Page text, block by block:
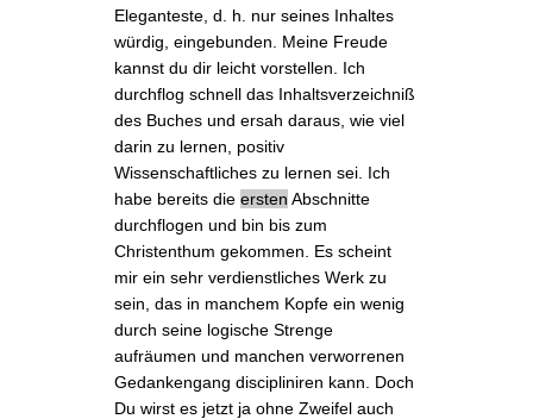
Eleganteste, d. h. nur seines Inhaltes
würdig, eingebunden. Meine Freude
kannst du dir leicht vorstellen. Ich
durchflog schnell das Inhaltsverzeichniß
des Buches und ersah daraus, wie viel
darin zu lernen, positiv
Wissenschaftliches zu lernen sei. Ich
habe bereits dieersten Abschnitte
durchflogen und bin bis zum
Christenthum gekommen. Es scheint
mir ein sehr verdienstliches Werk zu
sein, das in manchem Kopfe ein wenig
durch seine logische Strenge
aufräumen und manchen verworrenen
Gedankengang discipliniren kann. Doch
Du wirst es jetzt ja ohne Zweifel auch